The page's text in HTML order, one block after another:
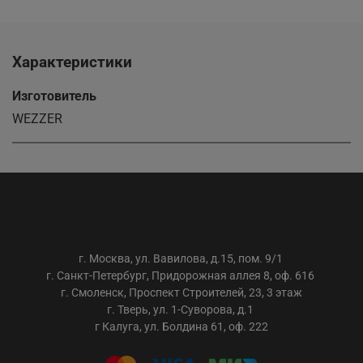
Характеристики
Изготовитель
WEZZER
г. Москва, ул. Вавилова, д.15, пом. 9/1
г. Санкт-Петербург, Придорожная аллея 8, оф. 616
г. Смоленск, Проспект Строителей, 23, 3 этаж
г. Тверь, ул. 1-Суворова, д.1
г Калуга, ул. Болдина 61, оф. 222